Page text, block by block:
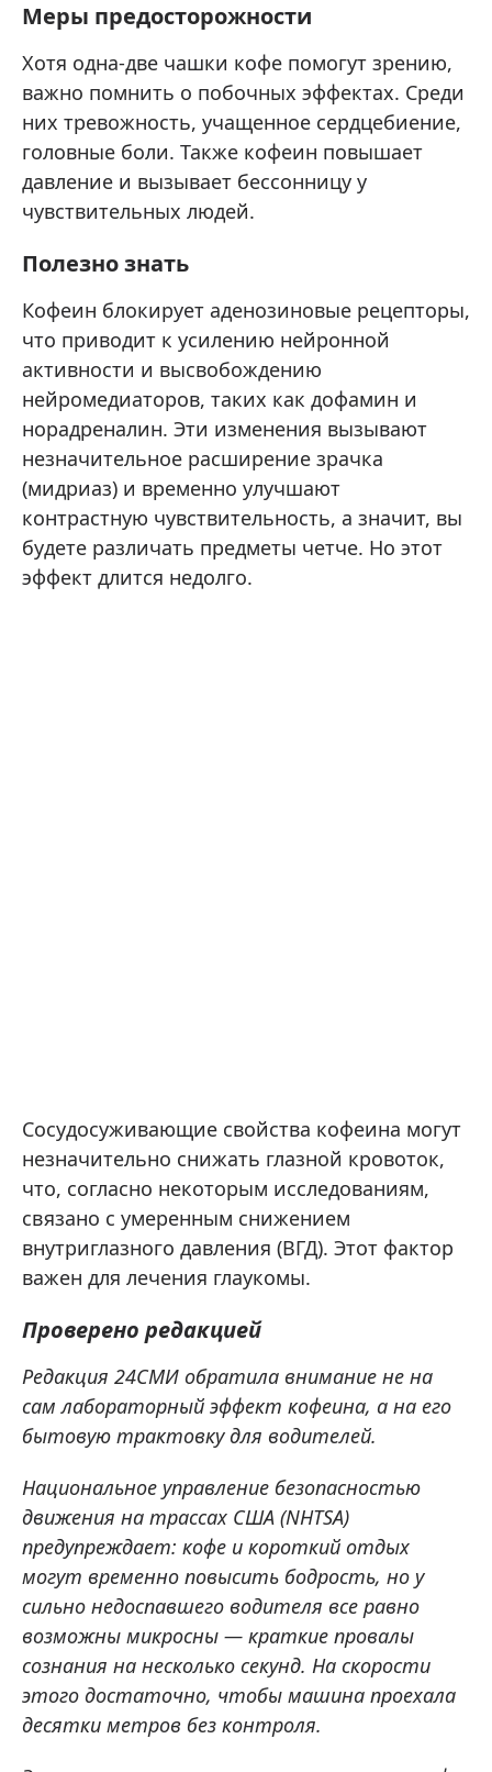
Меры предосторожности
Хотя одна-две чашки кофе помогут зрению,
важно помнить о побочных эффектах. Среди
них тревожность, учащенное сердцебиение,
головные боли. Также кофеин повышает
давление и вызывает бессонницу у
чувствительных людей.
Полезно знать
Кофеин блокирует аденозиновые рецепторы,
что приводит к усилению нейронной
активности и высвобождению
нейромедиаторов, таких как дофамин и
норадреналин. Эти изменения вызывают
незначительное расширение зрачка
(мидриаз) и временно улучшают
контрастную чувствительность, а значит, вы
будете различать предметы четче. Но этот
эффект длится недолго.
Сосудосуживающие свойства кофеина могут
незначительно снижать глазной кровоток,
что, согласно некоторым исследованиям,
связано с умеренным снижением
внутриглазного давления (ВГД). Этот фактор
важен для лечения глаукомы.
Проверено редакцией
Редакция 24СМИ обратила внимание не на
сам лабораторный эффект кофеина, а на его
бытовую трактовку для водителей.
Национальное управление безопасностью
движения на трассах США (NHTSA)
предупреждает: кофе и короткий отдых
могут временно повысить бодрость, но у
сильно недоспавшего водителя все равно
возможны микросны — краткие провалы
сознания на несколько секунд. На скорости
этого достаточно, чтобы машина проехала
десятки метров без контроля.